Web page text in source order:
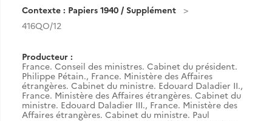
Contexte : Papiers 1940 / Supplément
416QO/12
Producteur :
France. Conseil des ministres. Cabinet du président.
Philippe Pétain., France. Ministère des Affaires
étrangères. Cabinet du ministre. Edouard Daladier II.,
France. Ministère des Affaires étrangères. Cabinet du
ministre. Edouard Daladier III., France. Ministère des
Affaires étrangères. Cabinet du ministre. Paul